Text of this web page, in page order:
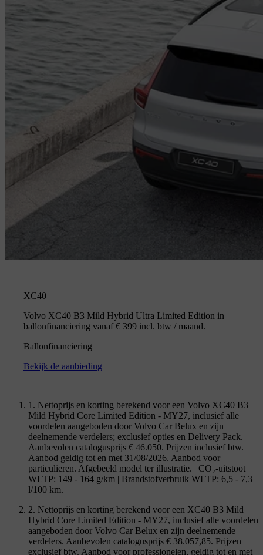
XC40
Volvo XC40 B3 Mild Hybrid Ultra Limited Edition in
ballonfinanciering vanaf € 399 incl. btw / maand.
Ballonfinanciering
Bekijk de aanbieding
1. Nettoprijs en korting berekend voor een Volvo XC40 B3
Mild Hybrid Core Limited Edition - MY27, inclusief alle
voordelen aangeboden door Volvo Car Belux en zijn
deelnemende verdelers; exclusief opties en Delivery Pack.
Aanbevolen catalogusprijs € 46.050. Prijzen inclusief btw.
Aanbod geldig tot en met 31/08/2026. Aanbod voor
particulieren. Afgebeeld model ter illustratie. | CO₂-uitstoot
WLTP: 149 - 164 g/km | Brandstofverbruik WLTP: 6,5 - 7,3
l/100 km.
2. Nettoprijs en korting berekend voor een XC40 B3 Mild
Hybrid Core Limited Edition - MY27, inclusief alle voordelen
aangeboden door Volvo Car Belux en zijn deelnemende
verdelers. Aanbevolen catalogusprijs € 38.057,85. Prijzen
exclusief btw. Aanbod voor professionelen, geldig tot en met